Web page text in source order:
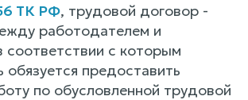
ТК РФ, трудовой договор -
работодателем и
соответствии с которым
обязуется предоставить
по обусловленной трудовой